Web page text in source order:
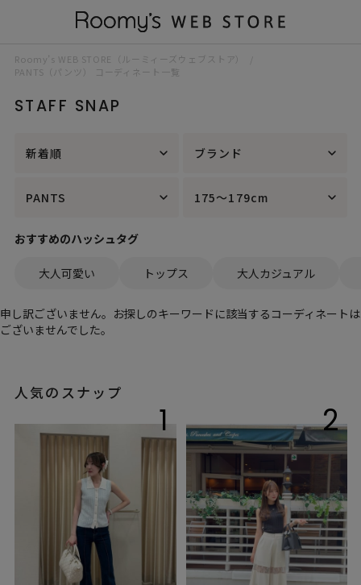
Roomy’s WEB STORE（ルーミィーズウェブストア）
PANTS（パンツ） コーディネート一覧
STAFF SNAP
新着順 ブランド
PANTS 175～179cm
おすすめのハッシュタグ
大人可愛い トップス 大人カジュアル
申し訳ございません。お探しのキーワードに該当するコーディネートは
ございませんでした。
人気のスナップ
1 2